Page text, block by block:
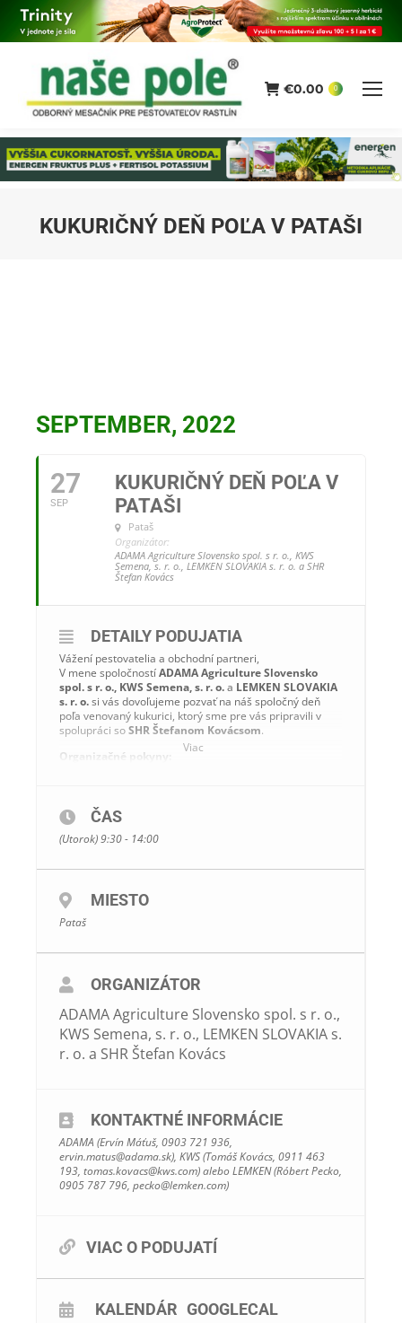
€0.00 0
KUKURIČNÝ DEŇ POĽA V PATAŠI
SEPTEMBER, 2022
27
SEP
KUKURIČNÝ DEŇ POĽA V
PATAŠI
Pataš
Organizátor:
ADAMA Agriculture Slovensko spol. s r. o., KWS
Semena, s. r. o., LEMKEN SLOVAKIA s. r. o. a SHR
Štefan Kovács
Viac
DETAILY PODUJATIA
Vážení pestovatelia a obchodní partneri,
V mene spoločnostíADAMA Agriculture Slovensko
spol. s r. o., KWS Semena, s. r. o.a LEMKEN SLOVAKIA
s. r. o.si vás dovoľujeme pozvať na náš spoločný deň
poľa venovaný kukurici, ktorý sme pre vás pripravili v
spolupráci soSHR Štefanom Kovácsom.
Organizačné pokyny:
▪ Cesta k miestu konania prehliadky bude označená
smerovými tabuľami s logom KWS.
10:00 Zahájenie poľného dňa
Prehliadka porastov a predstavenie noviniek v
sortimente ADAMA a KWS
Prehliadka techniky a predstavenie noviniek
spoločnosti LEMKEN
Obed
Okrem spomenutého sa môžete tešiť navynikajúce
grilované špeciality a tombolu o hodnotné ceny
ČAS
(Utorok) 9:30 - 14:00
MIESTO
Pataš
ORGANIZÁTOR
ADAMA Agriculture Slovensko spol. s r. o.,
KWS Semena, s. r. o., LEMKEN SLOVAKIA s.
r. o. a SHR Štefan Kovács
KONTAKTNÉ INFORMÁCIE
ADAMA (Ervín Máťuš, 0903 721 936,
ervin.matus@adama.sk), KWS (Tomáš Kovács, 0911 463
193, tomas.kovacs@kws.com) alebo LEMKEN (Róbert Pecko,
0905 787 796, pecko@lemken.com)
VIAC O PODUJATÍ
KALENDÁR GOOGLECAL